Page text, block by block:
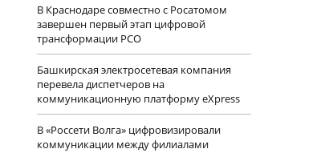
В Краснодаре совместно с Росатомом
завершен первый этап цифровой
трансформации РСО
Башкирская электросетевая компания
перевела диспетчеров на
коммуникационную платформу eXpress
В «Россети Волга» цифровизировали
коммуникации между филиалами